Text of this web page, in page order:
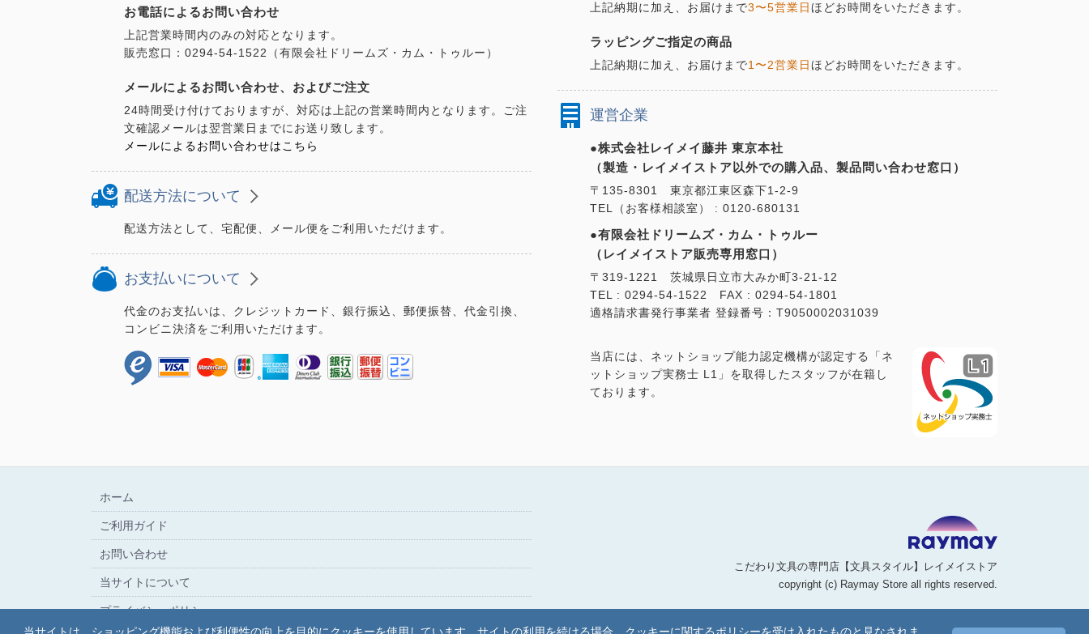
お電話によるお問い合わせ
上記営業時間内のみの対応となります。
販売窓口：0294-54-1522（有限会社ドリームズ・カム・トゥルー）
メールによるお問い合わせ、およびご注文
24時間受け付けておりますが、対応は上記の営業時間内となります。ご注
文確認メールは翌営業日までにお送り致します。
メールによるお問い合わせはこちら
配送方法について
配送方法として、宅配便、メール便をご利用いただけます。
お支払いについて
代金のお支払いは、クレジットカード、銀行振込、郵便振替、代金引換、
コンビニ決済をご利用いただけます。
上記納期に加え、お届けまで3〜5営業日ほどお時間をいただきます。
ラッピングご指定の商品
上記納期に加え、お届けまで1〜2営業日ほどお時間をいただきます。
運営企業
●株式会社レイメイ藤井 東京本社
（製造・レイメイストア以外での購入品、製品問い合わせ窓口）
〒135-8301 東京都江東区森下1-2-9
TEL（お客様相談室） : 0120-680131
●有限会社ドリームズ・カム・トゥルー
（レイメイストア販売専用窓口）
〒319-1221 茨城県日立市大みか町3-21-12
TEL : 0294-54-1522 FAX : 0294-54-1801
適格請求書発行事業者 登録番号：T9050002031039
当店には、ネットショップ能力認定機構が認定する「ネ
ットショップ実務士 L1」を取得したスタッフが在籍し
ております。
ホーム
ご利用ガイド
お問い合わせ
当サイトについて
プライバシーポリシー
こだわり文具の専門店【文具スタイル】レイメイストア
copyright (c) Raymay Store all rights reserved.